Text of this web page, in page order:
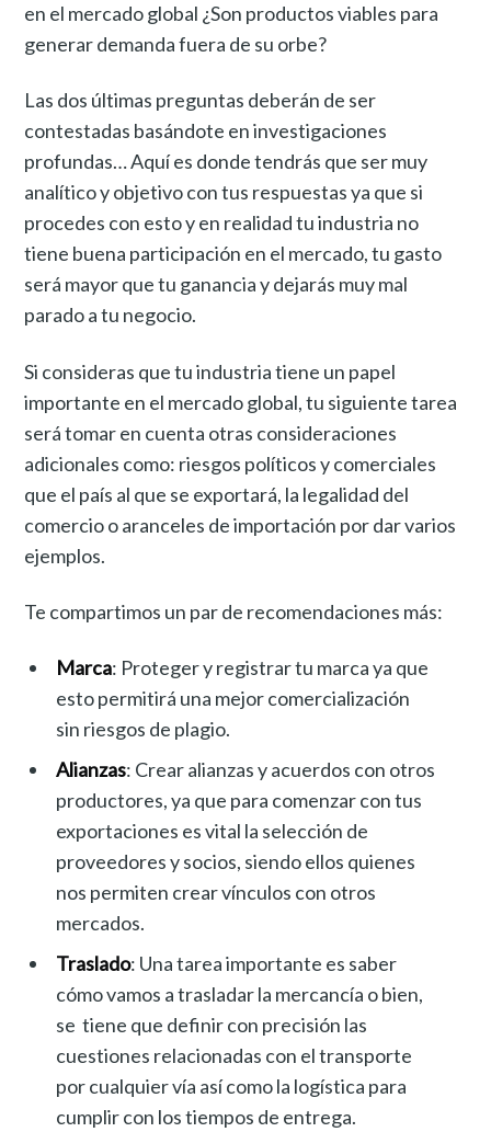
en el mercado global ¿Son productos viables para
generar demanda fuera de su orbe?
Las dos últimas preguntas deberán de ser
contestadas basándote en investigaciones
profundas… Aquí es donde tendrás que ser muy
analítico y objetivo con tus respuestas ya que si
procedes con esto y en realidad tu industria no
tiene buena participación en el mercado, tu gasto
será mayor que tu ganancia y dejarás muy mal
parado a tu negocio.
Si consideras que tu industria tiene un papel
importante en el mercado global, tu siguiente tarea
será tomar en cuenta otras consideraciones
adicionales como: riesgos políticos y comerciales
que el país al que se exportará, la legalidad del
comercio o aranceles de importación por dar varios
ejemplos.
Te compartimos un par de recomendaciones más:
Marca: Proteger y registrar tu marca ya que
esto permitirá una mejor comercialización
sin riesgos de plagio.
Alianzas: Crear alianzas y acuerdos con otros
productores, ya que para comenzar con tus
exportaciones es vital la selección de
proveedores y socios, siendo ellos quienes
nos permiten crear vínculos con otros
mercados.
Traslado: Una tarea importante es saber
cómo vamos a trasladar la mercancía o bien,
se tiene que definir con precisión las
cuestiones relacionadas con el transporte
por cualquier vía así como la logística para
cumplir con los tiempos de entrega.